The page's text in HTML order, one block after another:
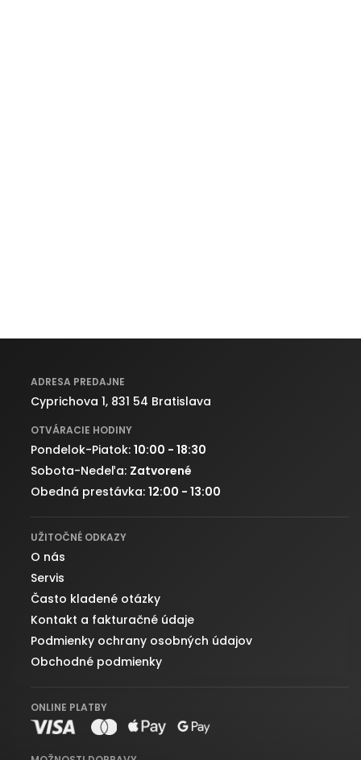
ADRESA PREDAJNE
Cyprichova 1, 831 54 Bratislava
OTVÁRACIE HODINY
Pondelok-Piatok: 10:00 - 18:30
Sobota-Nedeľa: Zatvorené
Obedná prestávka: 12:00 - 13:00
UŽITOČNÉ ODKAZY
O nás
Servis
Často kladené otázky
Kontakt a fakturačné údaje
Podmienky ochrany osobných údajov
Obchodné podmienky
ONLINE PLATBY